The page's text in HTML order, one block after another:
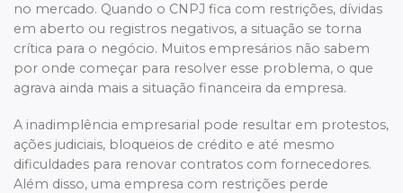
no mercado. Quando o CNPJ fica com restrições, dívidas
em aberto ou registros negativos, a situação se torna
crítica para o negócio. Muitos empresários não sabem
por onde começar para resolver esse problema, o que
agrava ainda mais a situação financeira da empresa.
A inadimplência empresarial pode resultar em protestos,
ações judiciais, bloqueios de crédito e até mesmo
dificuldades para renovar contratos com fornecedores.
Além disso, uma empresa com restrições perde